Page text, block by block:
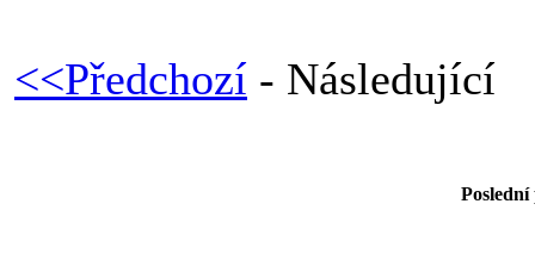
<<Předchozí - Následující